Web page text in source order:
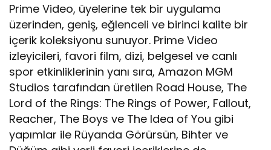
Prime Video, üyelerine tek bir uygulama
üzerinden, geniş, eğlenceli ve birinci kalite bir
içerik koleksiyonu sunuyor. Prime Video
izleyicileri, favori film, dizi, belgesel ve canlı
spor etkinliklerinin yanı sıra, Amazon MGM
Studios tarafından üretilen Road House, The
Lord of the Rings: The Rings of Power, Fallout,
Reacher, The Boys ve The Idea of You gibi
yapımlar ile Rüyanda Görürsün, Bihter ve